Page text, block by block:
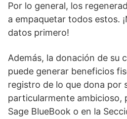
Por lo general, los
a empaquetar todos estos.
datos primero!
Además, la donación de su
puede generar beneficios
registro de lo que dona por
particularmente ambicioso,
Sage BlueBook o en la